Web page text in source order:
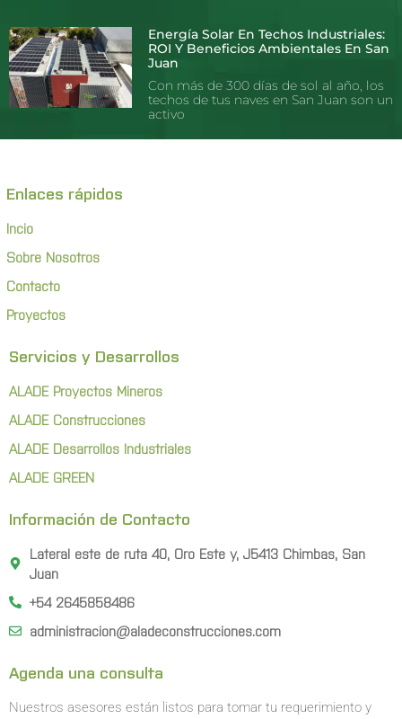
Energía Solar En Techos Industriales:
ROI Y Beneficios Ambientales En San
Juan
Con más de 300 días de sol al año, los
techos de tus naves en San Juan son un
activo
Enlaces rápidos
Incio
Sobre Nosotros
Contacto
Proyectos
Servicios y Desarrollos
ALADE Proyectos Mineros
ALADE Construcciones
ALADE Desarrollos Industriales
ALADE GREEN
Información de Contacto
Lateral este de ruta 40, Oro Este y, J5413 Chimbas, San
Juan
+54 2645858486
administracion@aladeconstrucciones.com
Agenda una consulta
Nuestros asesores están listos para tomar tu requerimiento y